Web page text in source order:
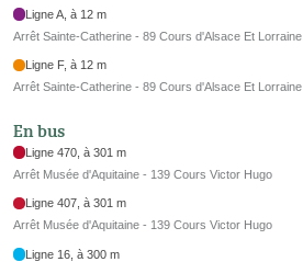
Ligne A, à 12 m
Arrêt Sainte-Catherine - 89 Cours d'Alsace Et Lorraine
Ligne F, à 12 m
Arrêt Sainte-Catherine - 89 Cours d'Alsace Et Lorraine
En bus
Ligne 470, à 301 m
Arrêt Musée d'Aquitaine - 139 Cours Victor Hugo
Ligne 407, à 301 m
Arrêt Musée d'Aquitaine - 139 Cours Victor Hugo
Ligne 16, à 300 m